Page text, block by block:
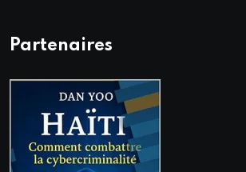
Partenaires